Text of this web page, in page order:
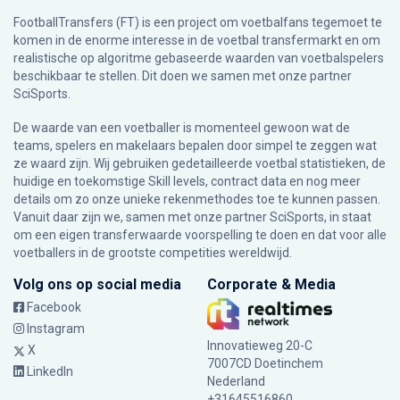
FootballTransfers (FT) is een project om voetbalfans tegemoet te
komen in de enorme interesse in de voetbal transfermarkt en om
realistische op algoritme gebaseerde waarden van voetbalspelers
beschikbaar te stellen. Dit doen we samen met onze partner
SciSports
De waarde van een voetballer is momenteel gewoon wat de
teams, spelers en makelaars bepalen door simpel te zeggen wat
ze waard zijn. Wij gebruiken gedetailleerde voetbal statistieken, de
huidige en toekomstige Skill levels, contract data en nog meer
details om zo onze unieke rekenmethodes toe te kunnen passen.
Vanuit daar zijn we, samen met onze partner SciSports, in staat
om een eigen transferwaarde voorspelling te doen en dat voor alle
voetballers in de grootste competities wereldwijd.
Volg ons op social media
Facebook
Instagram
X
LinkedIn
Corporate & Media
Innovatieweg 20-C
7007CD Doetinchem
Nederland